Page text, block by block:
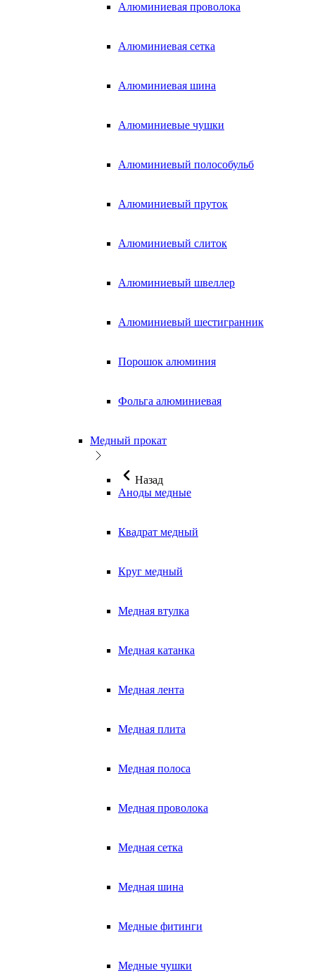
Алюминиевая проволока
Алюминиевая сетка
Алюминиевая шина
Алюминиевые чушки
Алюминиевый полособульб
Алюминиевый пруток
Алюминиевый слиток
Алюминиевый швеллер
Алюминиевый шестигранник
Порошок алюминия
Фольга алюминиевая
Медный прокат
Назад
Аноды медные
Квадрат медный
Круг медный
Медная втулка
Медная катанка
Медная лента
Медная плита
Медная полоса
Медная проволока
Медная сетка
Медная шина
Медные фитинги
Медные чушки